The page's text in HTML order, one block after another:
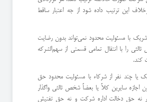
این ترتیب داده شود از جه اعتبار ساقط
- هیچ شریك با مسئولیت محدود نمی‌تواند بدون رضایت
را با انتقال تمامی قسمتی از سهم‌الشركه
كند.
- اگر یك یا چند نفر از شركاء با مسئولیت محدود حق
اجازه سایرین كلاً یا بعضاً شخص ثالثی واگذار
نه حق دخالت اداره شركت و نه حق تفتیش